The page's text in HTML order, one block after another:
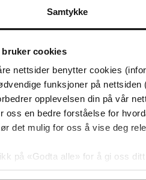
Samtykke
bruker cookies
nettsider benytter cookies
funksjoner på nettsiden
opplevelsen din på vår
oss en bedre forståelse for
det mulig for oss å vise deg
på «Godta alle» for å gi oss
til spesifikke formål ved
kjøpt